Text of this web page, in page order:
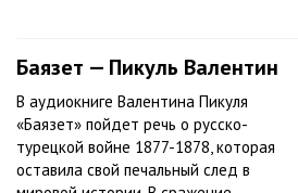
Баязет — Пикуль Валентин
В аудиокниге Валентина Пикуля
«Баязет» пойдет речь о русско-
турецкой войне 1877-1878, которая
оставила свой печальный след в